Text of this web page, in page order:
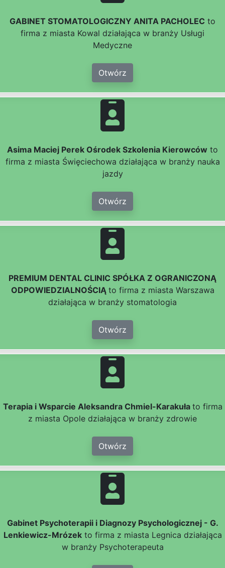
GABINET STOMATOLOGICZNY ANITA PACHOLEC to
firma z miasta Kowal działająca w branży Usługi
Medyczne
Otwórz
Asima Maciej Perek Ośrodek Szkolenia Kierowców to
firma z miasta Święciechowa działająca w branży nauka
jazdy
Otwórz
PREMIUM DENTAL CLINIC SPÓŁKA Z OGRANICZONĄ
ODPOWIEDZIALNOŚCIĄ to firma z miasta Warszawa
działająca w branży stomatologia
Otwórz
Terapia i Wsparcie Aleksandra Chmiel-Karakuła to firma
z miasta Opole działająca w branży zdrowie
Otwórz
Gabinet Psychoterapii i Diagnozy Psychologicznej - G.
Lenkiewicz-Mrózekto firma z miasta Legnica działająca
w branży Psychoterapeuta